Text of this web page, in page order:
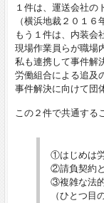
１件は、運送会社の
（横浜地裁２０１６
もう１件は、内装会
現場作業員らが職場
私も連携して事件解
労働組合による追及
事件解決に向けて団
この２件で共通する
①はじめは
②請負契約
③複雑な法
（ひとつ目